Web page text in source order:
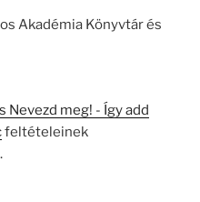
Akadémia Könyvtár és
Nevezd meg! - Így add
feltételeinek